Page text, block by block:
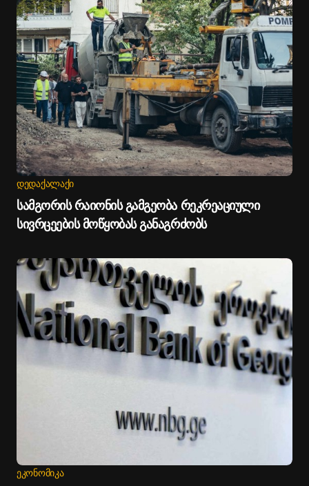
ᲓᲔᲓᲐᲥᲐᲚᲐᲥᲘ
სამგორის რაიონის გამგეობა რეკრეაციული
სივრცეების მოწყობას განაგრძობს
ᲔᲙᲝᲜᲝᲛᲘᲙᲐ